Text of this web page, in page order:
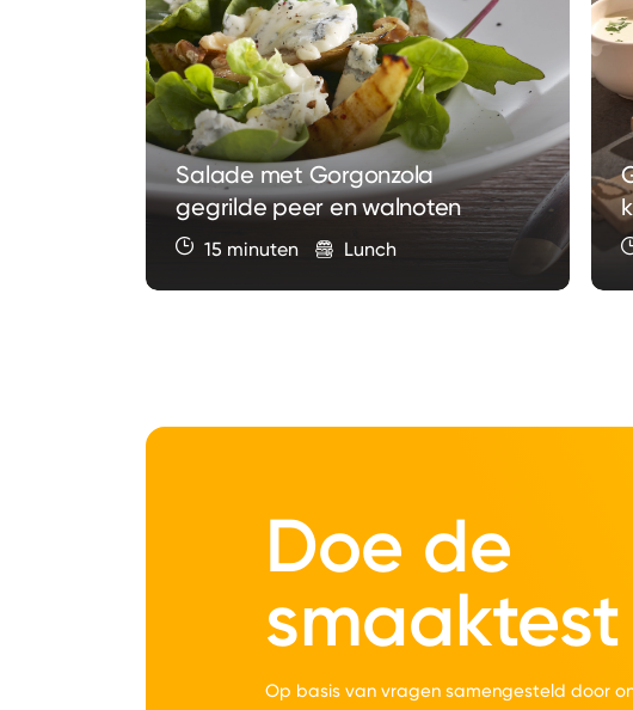
Salade met Gorgonzola
gegrilde peer en walnoten
15 minuten Lunch
Doe de
smaaktest
Op basis van vragen samengesteld door